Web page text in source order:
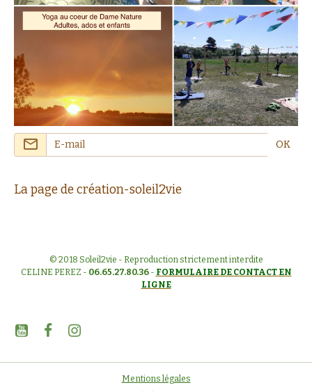
OK
La page de création-soleil2vie
© 2018 Soleil2vie - Reproduction strictement interdite
CELINE PEREZ - 06.65.27.80.36- FORMULAIRE DE CONTACT EN
LIGNE
Mentions légales